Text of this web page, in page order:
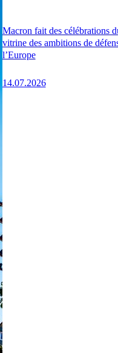
Macron fait des célébrations
vitrine des ambitions de
l’Europe
14.07.2026